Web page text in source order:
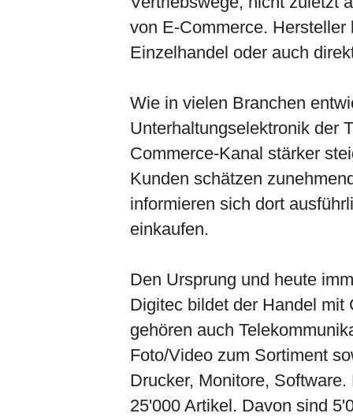
von E-Commerce.
Einzelhandel oder auch
Wie in vielen Branchen
Unterhaltungselektronik der
Commerce-Kanal stärker
Kunden schätzen
informieren sich dort
einkaufen.
Den Ursprung und heute
Digitec bildet der Handel mit
gehören auch
Foto/Video zum Sortiment
Drucker, Monitore,
25'000 Artikel. Davon sind